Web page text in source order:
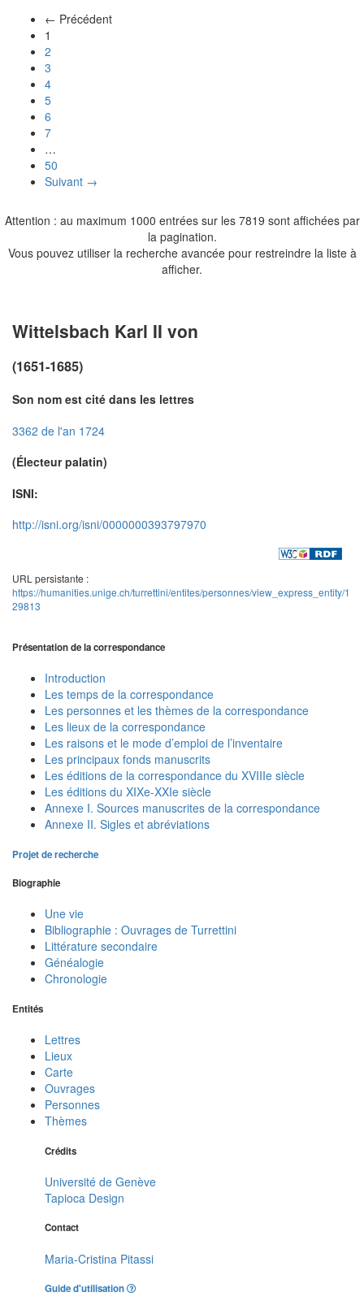
← Précédent
1
2
3
4
5
6
7
…
50
Suivant →
Attention : au maximum 1000 entrées sur les 7819 sont affichées par
la pagination.
Vous pouvez utiliser la recherche avancée pour restreindre la liste à
afficher.
Wittelsbach Karl II von
(1651-1685)
Son nom est cité dans les lettres
3362 de l'an 1724
(Électeur palatin)
ISNI:
http://isni.org/isni/0000000393797970
URL persistante :
https://humanities.unige.ch/turrettini/entites/personnes/view_express_entity/1
29813
Présentation de la correspondance
Introduction
Les temps de la correspondance
Les personnes et les thèmes de la correspondance
Les lieux de la correspondance
Les raisons et le mode d’emploi de l’inventaire
Les principaux fonds manuscrits
Les éditions de la correspondance du XVIIIe siècle
Les éditions du XIXe-XXIe siècle
Annexe I. Sources manuscrites de la correspondance
Annexe II. Sigles et abréviations
Projet de recherche
Biographie
Une vie
Bibliographie : Ouvrages de Turrettini
Littérature secondaire
Généalogie
Chronologie
Entités
Lettres
Lieux
Carte
Ouvrages
Personnes
Thèmes
Crédits
Université de Genève
Tapioca Design
Contact
Maria-Cristina Pitassi
Guide d'utilisation